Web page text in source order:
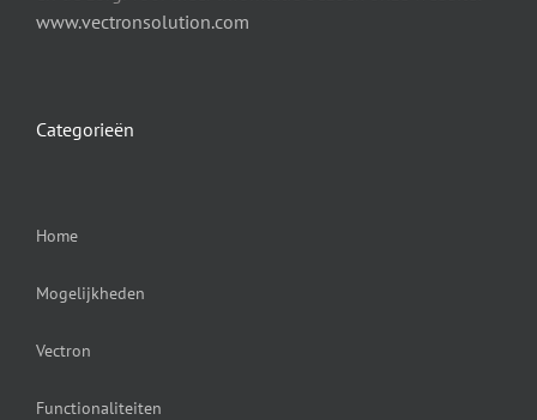
www.vectronsolution.com
Categorieën
Home
Mogelijkheden
Vectron
Functionaliteiten